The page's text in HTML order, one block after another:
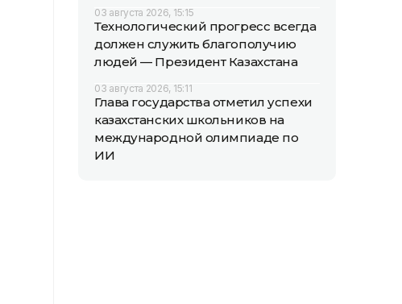
03 августа 2026, 15:15
Технологический прогресс всегда
должен служить благополучию
людей — Президент Казахстана
03 августа 2026, 15:11
Глава государства отметил успехи
казахстанских школьников на
международной олимпиаде по
ИИ